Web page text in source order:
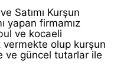
Satımı Kurşun
yapan firmamız
ve kocaeli
olup kurşun
ve güncel tutarlar ile